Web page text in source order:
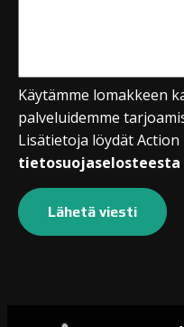
Käytämme lomakkeen
palveluidemme
Lisätietoja löydät Action
tietosuojaselosteesta